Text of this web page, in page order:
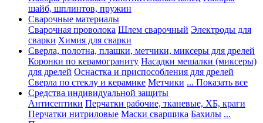
шайб, шплинтов, пружин
Сварочные материалы
Сварочная проволока Шлем сварочный Электроды для
сварки Химия для сварки
Сверла, полотна, плашки, метчики, миксеры для дрелей
Коронки по керамограниту Насадки мешалки (миксеры)
для дрелей Оснастка и приспособления для дрелей
Сверла по стеклу и керамике Метчики ... Показать все
Средства индивидуальной защиты
Антисептики Перчатки рабочие, тканевые, ХБ, краги
Перчатки нитриловые Маски сварщика Бахилы ...